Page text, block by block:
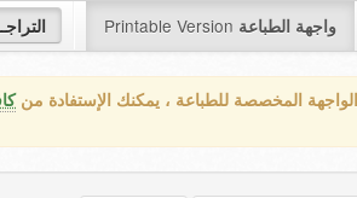
Printable Version واجهة الطباعة
المخصصة للطباعة ، يمكنك الإستفادة من